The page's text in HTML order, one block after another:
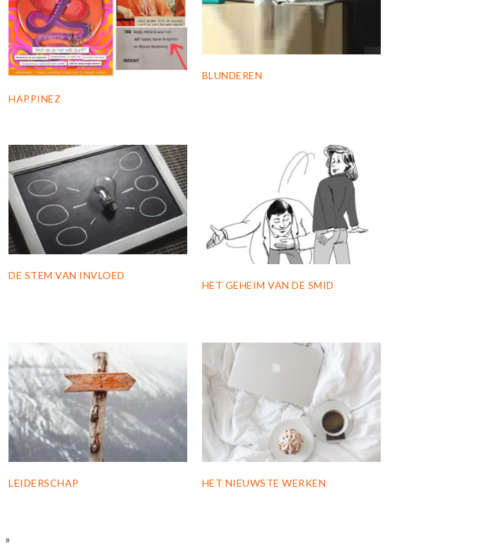
HAPPINEZ
BLUNDEREN
DE STEM VAN INVLOED
HET GEHEIM VAN DE SMID
LEIDERSCHAP HET NIEUWSTE WERKEN
»